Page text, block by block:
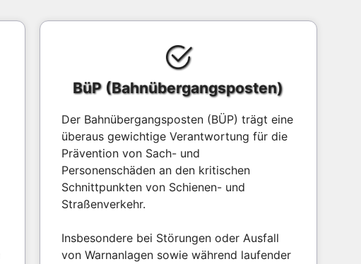
BüP (Bahnübergangsposten)
Der Bahnübergangsposten (BÜP) trägt eine
überaus gewichtige Verantwortung für die
Prävention von Sach- und
Personenschäden an den kritischen
Schnittpunkten von Schienen- und
Straßenverkehr.
Insbesondere bei Störungen oder Ausfall
von Warnanlagen sowie während laufender